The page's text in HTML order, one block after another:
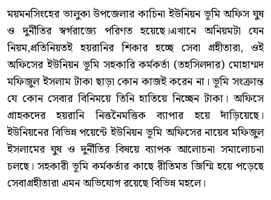
ময়মনসিংহের ভালুকা উপজেলার কাচিনা ইউনিয়ন ভূমি অফিস ঘুষ
ও দুর্নীতির স্বর্গরাজ্যে পরিণত হয়েছে।এখানে অনিয়মটা যেন
নিয়ম,প্রতিনিয়তই হয়রানির শিকার হচ্ছে সেবা গ্রহীতারা, ওই
অফিসের ইউনিয়ন ভূমি সহকারি কর্মকর্তা (তহসিলদার) মোহাম্মদ
মফিজুল ইসলাম টাকা ছাড়া কোন কাজই করেন না। ভূমি সংক্রান্ত
যে কোন সেবার বিনিময়ে তিনি হাতিয়ে নিচ্ছেন টাকা। অফিসে
গ্রাহকদের হয়রানি নিত্তনৈমত্তিক ব্যাপার হয়ে দাঁড়িয়েছে।
ইউনিয়নের বিভিন্ন পয়েন্টে ইউনিয়ন ভূমি অফিসের নায়েব মফিজুল
ইসলামের ঘুষ ও দুর্নীতির বিষয়ে ব্যাপক আলোচনা সমালোচনা
চলছে। সহকারী ভূমি কর্মকর্তার কাছে রীতিমত জিম্মি হয়ে পড়েছে
সেবাগ্রহীতারা এমন অভিযোগ রয়েছে বিভিন্ন মহলে।